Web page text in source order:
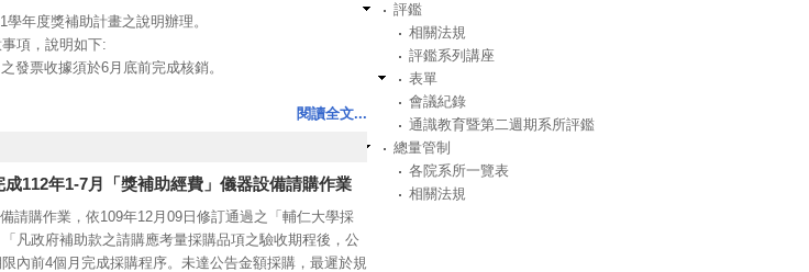
評鑑
相關法規
評鑑系列講座
表單
會議紀錄
通識教育暨第二週期系所評鑑
總量管制
各院系所一覽表
相關法規
(三)字第1132200225號函核撥本校第一期資本門經費，
及教育部核定113年度獎補助經費後，
年1-7月資本門請購、核銷作業，以利教育部核撥第二
年度獎補助計畫之說明辦理。
項，說明如下:
發票收據須於6月底前完成核銷。
成果發表等項或資本門已請購尚未核銷)，單位須事先填
前擲回研發處校務發展暨評鑑中心(羅耀拉
之單據，必須2日內完成核銷；112年07月26日及112年
銷。(含經資門)
將退還請各單位另尋其它經費支應。
及一級單位主管用印並經簽署日期後，逕送研發處/校發
閱讀全文...
112年1-7月「獎補助經費」儀器設備請購作業
請購作業，依109年12月09日修訂通過之「輔仁大學採
凡政府補助款之請購應考量採購品項之驗收期程後，公
內前4個月完成採購程序。未達公告金額採購，最遲於規